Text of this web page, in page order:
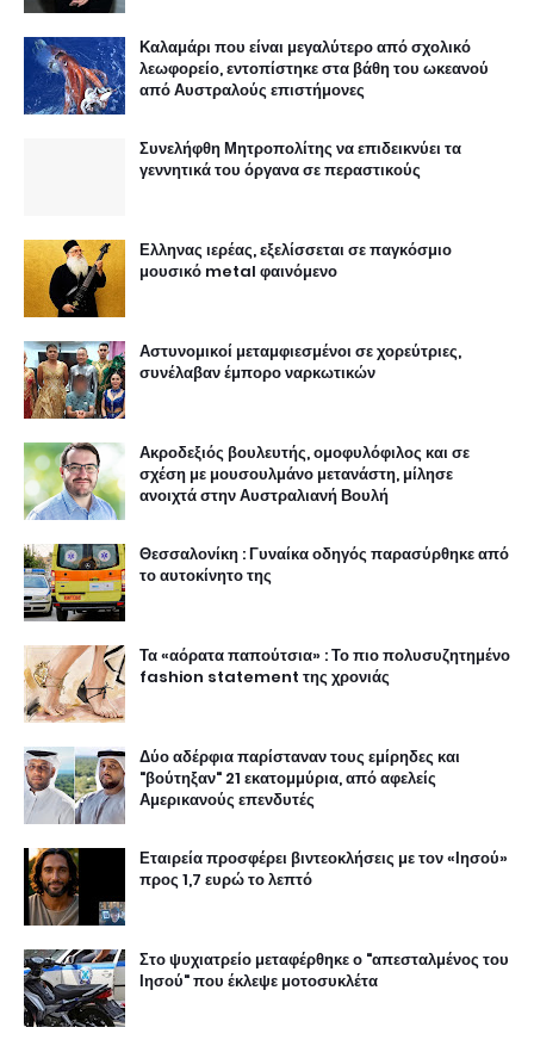
Καλαμάρι που είναι μεγαλύτερο από σχολικό
λεωφορείο, εντοπίστηκε στα βάθη του ωκεανού
από Αυστραλούς επιστήμονες
Συνελήφθη Μητροπολίτης να επιδεικνύει τα
γεννητικά του όργανα σε περαστικούς
Ελληνας ιερέας, εξελίσσεται σε παγκόσμιο
μουσικό metal φαινόμενο
Αστυνομικοί μεταμφιεσμένοι σε χορεύτριες,
συνέλαβαν έμπορο ναρκωτικών
Ακροδεξιός βουλευτής, ομοφυλόφιλος και σε
σχέση με μουσουλμάνο μετανάστη, μίλησε
ανοιχτά στην Αυστραλιανή Βουλή
Θεσσαλονίκη : Γυναίκα οδηγός παρασύρθηκε από
το αυτοκίνητο της
Τα «αόρατα παπούτσια» : Το πιο πολυσυζητημένο
fashion statement της χρονιάς
Δύο αδέρφια παρίσταναν τους εμίρηδες και
"βούτηξαν" 21 εκατομμύρια, από αφελείς
Αμερικανούς επενδυτές
Εταιρεία προσφέρει βιντεοκλήσεις με τον «Ιησού»
προς 1,7 ευρώ το λεπτό
Στο ψυχιατρείο μεταφέρθηκε ο "απεσταλμένος του
Ιησού" που έκλεψε μοτοσυκλέτα